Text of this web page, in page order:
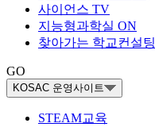
사이언스 TV
지능형과학실 ON
찾아가는 학교컨설팅
GO
KOSAC 운영사이트
STEAM교육